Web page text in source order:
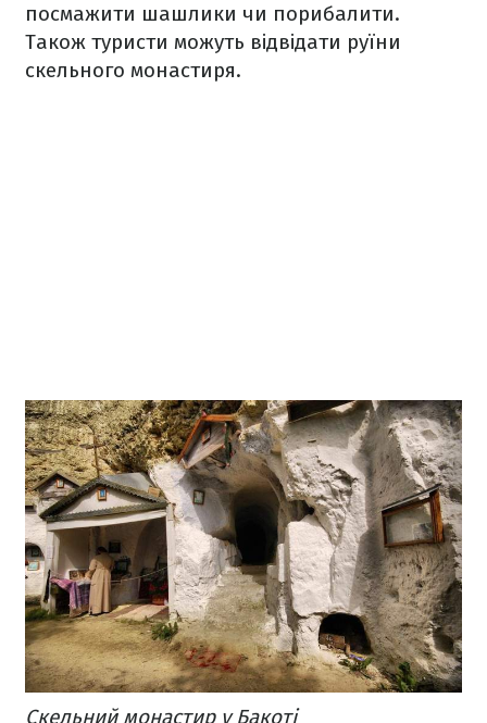
посмажити шашлики чи порибалити.
Також туристи можуть відвідати руїни
скельного монастиря.
Скельний монастир у Бакоті